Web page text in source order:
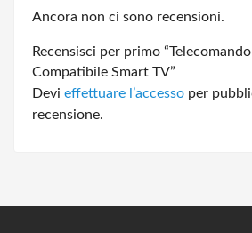
Ancora non ci sono recensioni.
Recensisci per primo
Compatibile Smart TV”
Devi effettuare l’accesso per
recensione.